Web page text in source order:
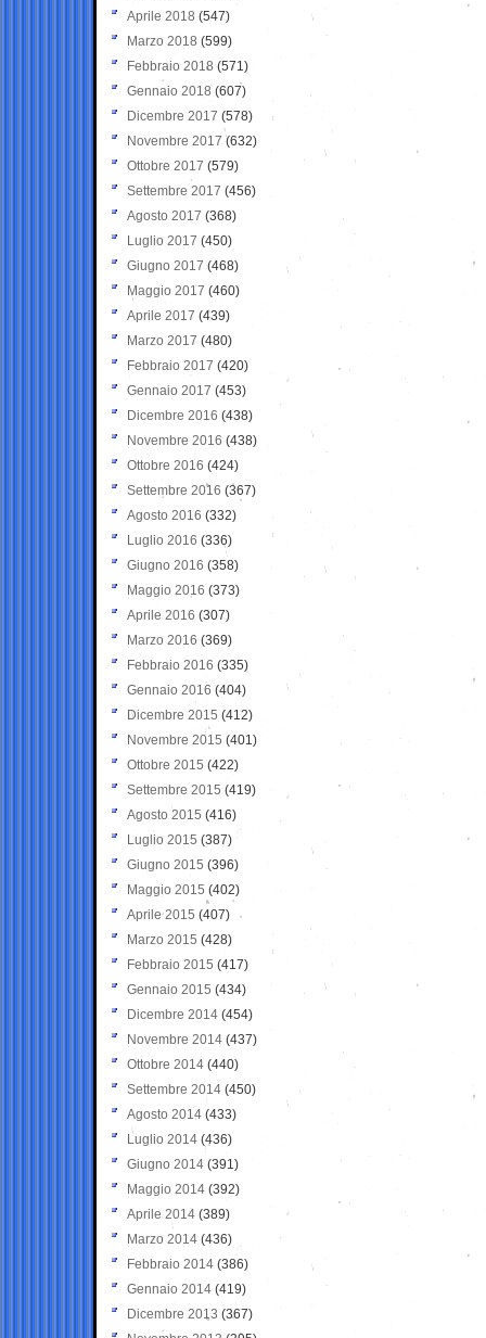
Aprile 2018 (547)
Marzo 2018 (599)
Febbraio 2018 (571)
Gennaio 2018 (607)
Dicembre 2017 (578)
Novembre 2017 (632)
Ottobre 2017 (579)
Settembre 2017 (456)
Agosto 2017 (368)
Luglio 2017 (450)
Giugno 2017 (468)
Maggio 2017 (460)
Aprile 2017 (439)
Marzo 2017 (480)
Febbraio 2017 (420)
Gennaio 2017 (453)
Dicembre 2016 (438)
Novembre 2016 (438)
Ottobre 2016 (424)
Settembre 2016 (367)
Agosto 2016 (332)
Luglio 2016 (336)
Giugno 2016 (358)
Maggio 2016 (373)
Aprile 2016 (307)
Marzo 2016 (369)
Febbraio 2016 (335)
Gennaio 2016 (404)
Dicembre 2015 (412)
Novembre 2015 (401)
Ottobre 2015 (422)
Settembre 2015 (419)
Agosto 2015 (416)
Luglio 2015 (387)
Giugno 2015 (396)
Maggio 2015 (402)
Aprile 2015 (407)
Marzo 2015 (428)
Febbraio 2015 (417)
Gennaio 2015 (434)
Dicembre 2014 (454)
Novembre 2014 (437)
Ottobre 2014 (440)
Settembre 2014 (450)
Agosto 2014 (433)
Luglio 2014 (436)
Giugno 2014 (391)
Maggio 2014 (392)
Aprile 2014 (389)
Marzo 2014 (436)
Febbraio 2014 (386)
Gennaio 2014 (419)
Dicembre 2013 (367)